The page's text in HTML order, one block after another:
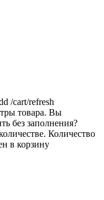
/cart/refresh
товара. Вы
без заполнения?
Количество
в корзину